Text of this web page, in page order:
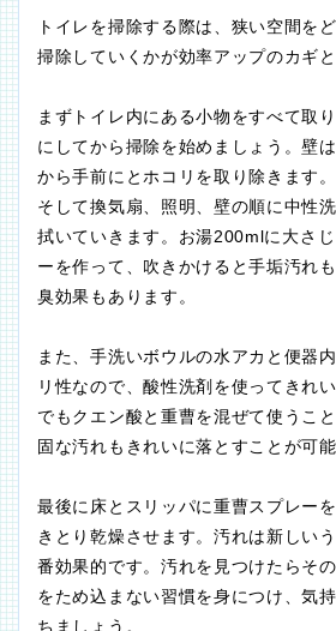
トイレを掃除する際は、狭い空間を
掃除していくかが効率アップのカギと
まずトイレ内にある小物をすべて取
にしてから掃除を始めましょう。壁
から手前にとホコリを取り除きます。
そして換気扇、照明、壁の順に中性
拭いていきます。お湯200mlに大さ
ーを作って、吹きかけると手垢汚れ
臭効果もあります。
また、手洗いボウルの水アカと便器
リ性なので、酸性洗剤を使ってきれ
でもクエン酸と重曹を混ぜて使うこ
固な汚れもきれいに落とすことが可能
最後に床とスリッパに重曹スプレー
きとり乾燥させます。汚れは新しい
番効果的です。汚れを見つけたらそ
をため込まない習慣を身につけ、気
ちましょう。